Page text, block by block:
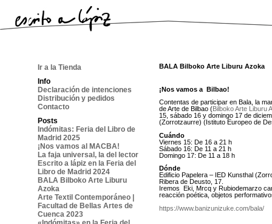
Ir a la Tienda
Info
Declaración de intenciones
Distribución y pedidos
Contacto
Posts
Indómitas: Feria del Libro de
Madrid 2025
¡Nos vamos al MACBA!
La faja universal, la del lector
Escrito a lápiz en la Feria del
Libro de Madrid 2024
BALA Bilboko Arte Liburu
Azoka
Arte Textil Contemporáneo |
Facultad de Bellas Artes de
Cuenca 2023
BALA Bilboko Arte Liburu Azoka
¡Nos vamos a Bilbao!
Contentas de participar en Bala, la
de Arte de Bilbao (Bilboko Arte Liburu
15, sábado 16 y domingo 17 de
(Zorrotzaurre) (Istituto Europeo de
Cuándo
Viernes 15: De 16 a 21 h
Sábado 16: De 11 a 21 h
Domingo 17: De 11 a 18 h
Dónde
Edificio Papelera – IED Kunsthal
Ribera de Deusto, 17.
Iremos Eki, Mrcq y Rubiodemarzo
reacción poética, objetos
https://www.banizunizuke.com/bala/